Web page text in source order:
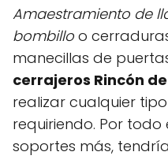
Amaestramiento de
bombillo o
manecillas de
cerrajeros Rincón
realizar cualquier
requiriendo. Por
soportes más,